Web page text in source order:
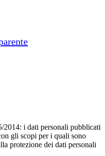
2014: i dati personali pubblicati
gli scopi per i quali sono
protezione dei dati personali